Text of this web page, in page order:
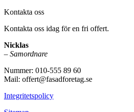
Kontakta oss
Kontakta oss idag för en fri offert.
Nicklas
– Samordnare
Nummer: 010-555 89 60
Mail: offert@fasadforetag.se
Integritetspolicy